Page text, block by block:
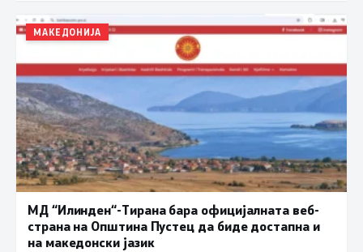
МАКЕДОНИЈА
МД “Илинден“-Тирана бара официјалната веб-
страна на Општина Пустец да биде достапна и
на македонски јазик